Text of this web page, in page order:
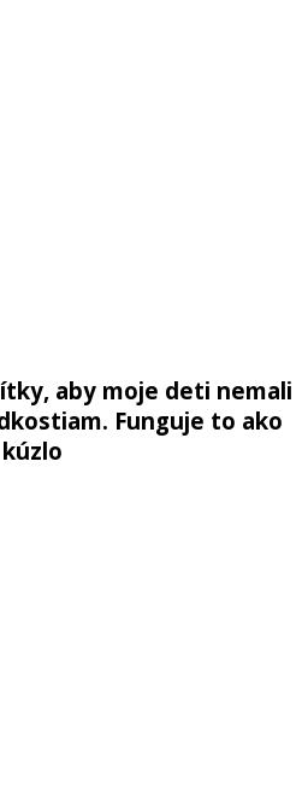
, aby moje deti nemali
. Funguje to ako
kúzlo